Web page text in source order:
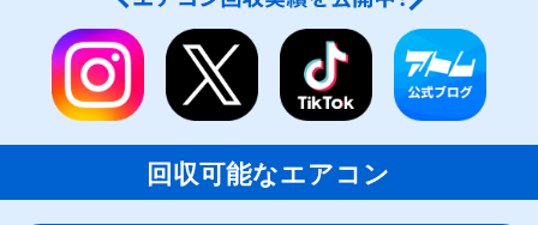
回収可能なエアコン